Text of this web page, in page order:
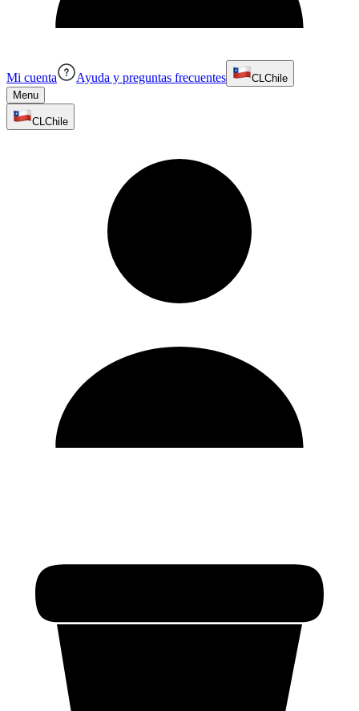
Mi cuenta Ayuda y preguntas frecuentes CLChile
Menu
CLChile